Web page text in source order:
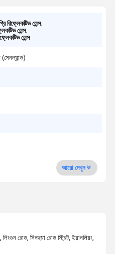
লেন্স,
লেন্স,
লেন্স
আরো দেখুন
রোড, সিনহুয়া রোড স্ট্রিট, ইয়ানলিয়ং,